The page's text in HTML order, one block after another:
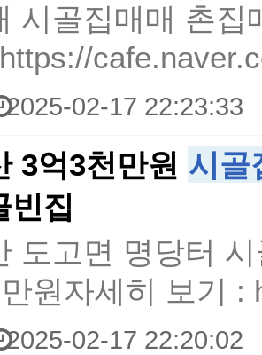
시골집매매 촌
2025-02-17 22:23:33
3억3천만원 시골
빈집
도고면 명당터
원자세히 보기 :
2025-02-17 22:20:02